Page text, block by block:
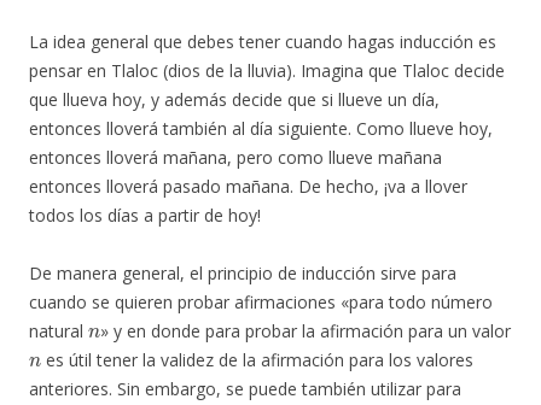
La idea general que debes tener cuando hagas inducción es
pensar en Tlaloc (dios de la lluvia). Imagina que Tlaloc decide
que llueva hoy, y además decide que si llueve un día,
entonces lloverá también al día siguiente. Como llueve hoy,
entonces lloverá mañana, pero como llueve mañana
entonces lloverá pasado mañana. De hecho, ¡va a llover
todos los días a partir de hoy!
De manera general, el principio de inducción sirve para
cuando se quieren probar afirmaciones «para todo número
natural
n
» y en donde para probar la afirmación para un valor
n
es útil tener la validez de la afirmación para los valores
anteriores. Sin embargo, se puede también utilizar para